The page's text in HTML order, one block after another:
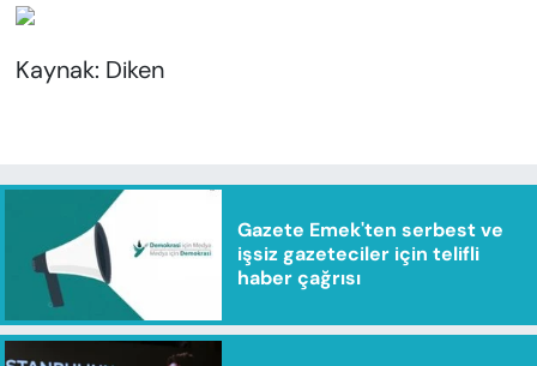
Kaynak: Diken
Gazete Emek'ten serbest ve
işsiz gazeteciler için telifli
haber çağrısı